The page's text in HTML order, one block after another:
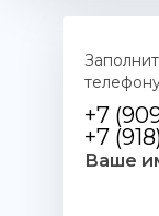
+7
+7
Ваше